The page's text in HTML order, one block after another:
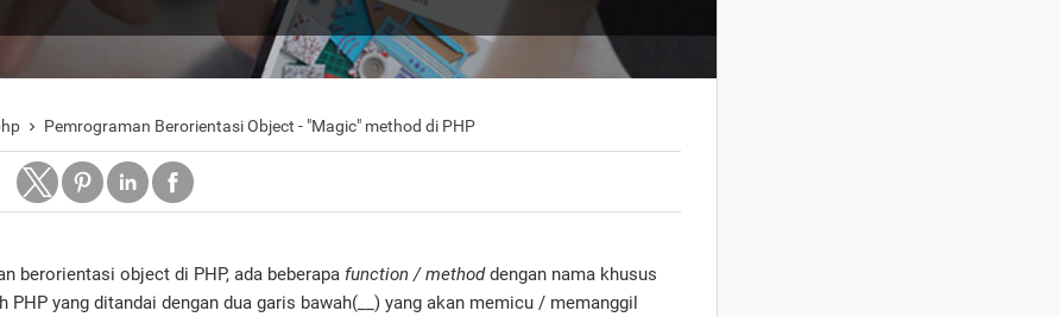
 Pemrograman Berorientasi Object - "Magic" method di PHP
berorientasi object di PHP, ada beberapa function / methoddengan nama khusus
PHP yang ditandai dengan dua garis bawah(__) yang akan memicu / memanggil